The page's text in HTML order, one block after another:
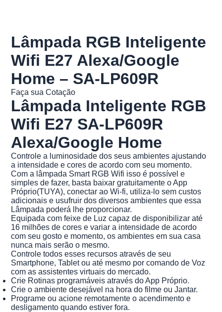
Lâmpada RGB Inteligente
Wifi E27 Alexa/Google
Home – SA-LP609R
Faça sua Cotação
Lâmpada Inteligente RGB
Wifi E27 SA-LP609R
Alexa/Google Home
Controle a luminosidade dos seus ambientes ajustando
a intensidade e cores de acordo com seu momento.
Com a lâmpada Smart RGB Wifi isso é possível e
simples de fazer, basta baixar gratuitamente o App
Próprio(TUYA), conectar ao Wi-fi, utiliza-lo sem custos
adicionais e usufruir dos diversos ambientes que essa
Lâmpada poderá lhe proporcionar.
Equipada com feixe de Luz capaz de disponibilizar até
16 milhões de cores e variar a intensidade de acordo
com seu gosto e momento, os ambientes em sua casa
nunca mais serão o mesmo.
Controle todos esses recursos através de seu
Smartphone, Tablet ou até mesmo por comando de Voz
com as assistentes virtuais do mercado.
Crie Rotinas programáveis através do App Próprio.
Crie o ambiente desejável na hora do filme ou Jantar.
Programe ou acione remotamente o acendimento e
desligamento quando estiver fora.